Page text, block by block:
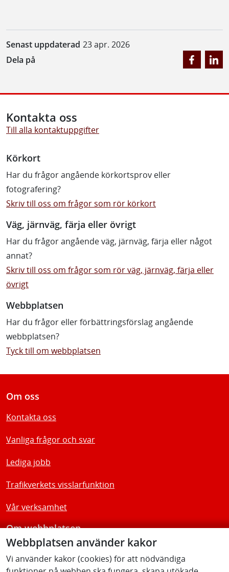
Senast uppdaterad 23 apr. 2026
Dela på
Webbplatsen använder kakor
Vi använder kakor (cookies) för att nödvändiga
Kontakta oss
Till alla kontaktuppgifter
Körkort
Har du frågor angående körkortsprov eller
fotografering?
Skriv till oss om frågor som rör körkort
Väg, järnväg, färja eller övrigt
Har du frågor angående väg, järnväg, färja eller något
annat?
Skriv till oss om frågor som rör väg, järnväg, färja eller
övrigt
Webbplatsen
Har du frågor eller förbättringsförslag angående
webbplatsen?
Tyck till om webbplatsen
Om oss
Kontakta oss
Vanliga frågor och svar
Lediga jobb
Trafikverkets visslarfunktion
Vår verksamhet
Om webbplatsen
Tillgänglighetsredogörelse